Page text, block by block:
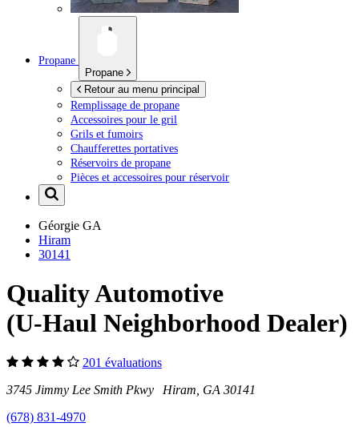
Propane
Propane
Retour au menu principal
Remplissage de propane
Accessoires pour le gril
Grils et fumoirs
Chaufferettes portatives
Réservoirs de propane
Pièces et accessoires pour réservoir
Géorgie GA
Hiram
30141
Quality Automotive
(U-Haul Neighborhood Dealer)
201 évaluations
3745 Jimmy Lee Smith Pkwy Hiram, GA 30141
(678) 831-4970